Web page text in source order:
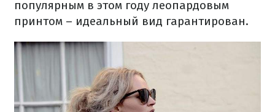
популярным в этом году леопардовым
принтом – идеальный вид гарантирован.